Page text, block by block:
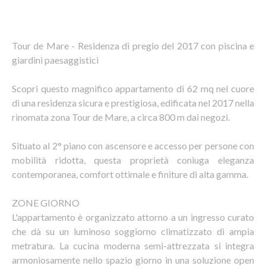
Tour de Mare - Residenza di pregio del 2017 con piscina e
giardini paesaggistici
Scopri questo magnifico appartamento di 62 mq nel cuore
di una residenza sicura e prestigiosa, edificata nel 2017 nella
rinomata zona Tour de Mare, a circa 800 m dai negozi.
Situato al 2° piano con ascensore e accesso per persone con
mobilità ridotta, questa proprietà coniuga eleganza
contemporanea, comfort ottimale e finiture di alta gamma.
ZONE GIORNO
L'appartamento è organizzato attorno a un ingresso curato
che dà su un luminoso soggiorno climatizzato di ampia
metratura. La cucina moderna semi-attrezzata si integra
armoniosamente nello spazio giorno in una soluzione open